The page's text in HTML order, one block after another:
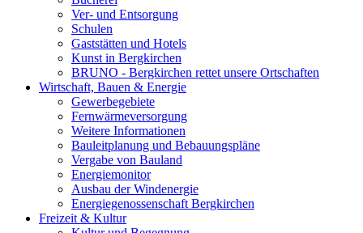
Ver- und Entsorgung
Schulen
Gaststätten und Hotels
Kunst in Bergkirchen
BRUNO - Bergkirchen rettet unsere Ortschaften
Wirtschaft, Bauen & Energie
Gewerbegebiete
Fernwärmeversorgung
Weitere Informationen
Bauleitplanung und Bebauungspläne
Vergabe von Bauland
Energiemonitor
Ausbau der Windenergie
Energiegenossenschaft Bergkirchen
Freizeit & Kultur